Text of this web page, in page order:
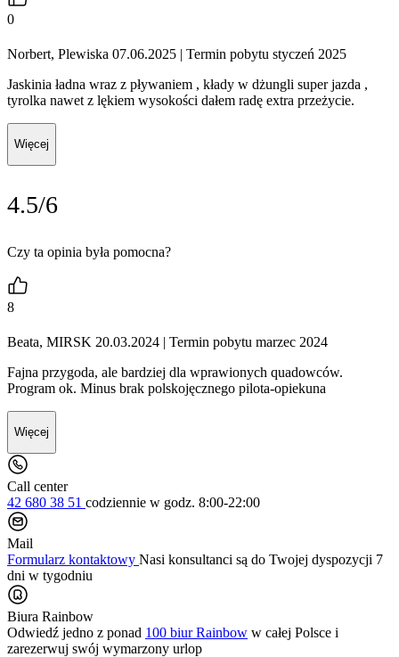
0
Norbert, Plewiska 07.06.2025 | Termin pobytu styczeń 2025
Jaskinia ładna wraz z pływaniem , kłady w dżungli super jazda ,
tyrolka nawet z lękiem wysokości dałem radę extra przeżycie.
Więcej
4.5/6
Czy ta opinia była pomocna?
8
Beata, MIRSK 20.03.2024 | Termin pobytu marzec 2024
Fajna przygoda, ale bardziej dla wprawionych quadowców.
Program ok. Minus brak polskojęcznego pilota-opiekuna
Więcej
Call center
42 680 38 51 codziennie w godz. 8:00-22:00
Mail
Formularz kontaktowy Nasi konsultanci są do Twojej dyspozycji 7
dni w tygodniu
Biura Rainbow
Odwiedź jedno z ponad 100 biur Rainbow w całej Polsce i
zarezerwuj swój wymarzony urlop